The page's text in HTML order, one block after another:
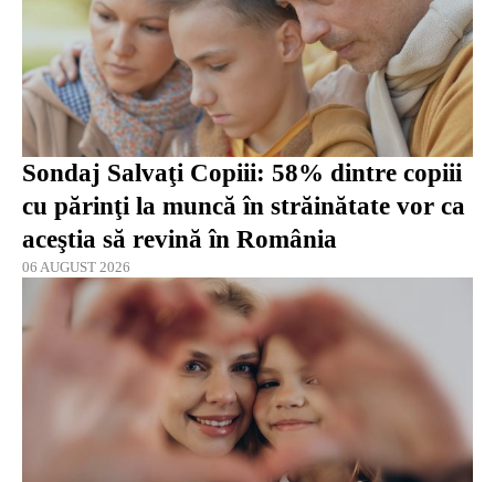
Sondaj Salvaţi Copiii: 58% dintre copiii
cu părinţi la muncă în străinătate vor ca
aceştia să revină în România
06 AUGUST 2026